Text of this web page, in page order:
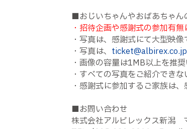
■おじいちゃんやおばあちゃん
・招待企画や感謝式の参加有
・写真は、感謝式にて大型映像
・写真は、 ticket@albirex.co.jp
・画像の容量は1MB以上を推奨
・すべての写真をご紹介でき
・感謝式に参加するご家族は
■お問い合わせ
株式会社アルビレックス新潟